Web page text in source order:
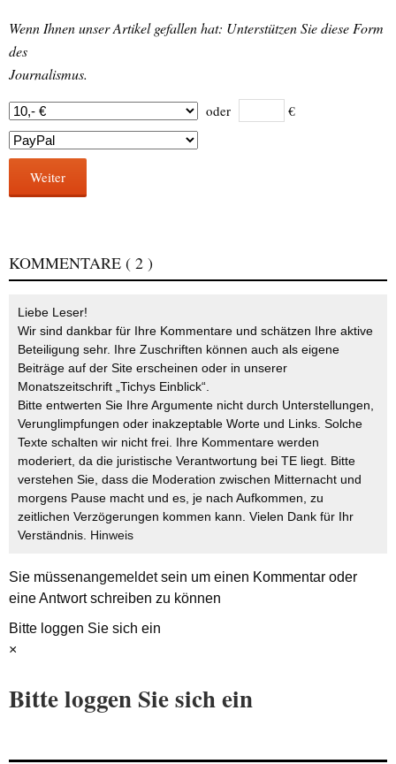
Wenn Ihnen unser Artikel gefallen hat: Unterstützen Sie diese Form
des
Journalismus.
oder €
Weiter
KOMMENTARE ( 2 )
Liebe Leser!
Wir sind dankbar für Ihre Kommentare und schätzen Ihre aktive
Beteiligung sehr. Ihre Zuschriften können auch als eigene
Beiträge auf der Site erscheinen oder in unserer
Monatszeitschrift „Tichys Einblick“.
Bitte entwerten Sie Ihre Argumente nicht durch Unterstellungen,
Verunglimpfungen oder inakzeptable Worte und Links. Solche
Texte schalten wir nicht frei. Ihre Kommentare werden
moderiert, da die juristische Verantwortung bei TE liegt. Bitte
verstehen Sie, dass die Moderation zwischen Mitternacht und
morgens Pause macht und es, je nach Aufkommen, zu
zeitlichen Verzögerungen kommen kann. Vielen Dank für Ihr
Verständnis. Hinweis
Sie müssenangemeldetsein um einen Kommentar oder
eine Antwort schreiben zu können
Bitte loggen Sie sich ein
×
Bitte loggen Sie sich ein